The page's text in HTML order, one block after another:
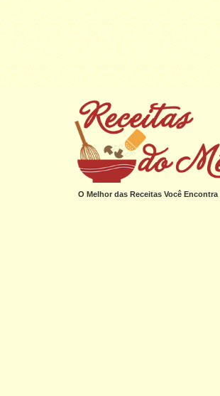
O Melhor das Receitas Você